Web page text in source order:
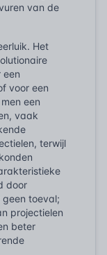
van de
Het
een
voor een
een
vaak
terwijl
door
toeval;
projectielen
beter